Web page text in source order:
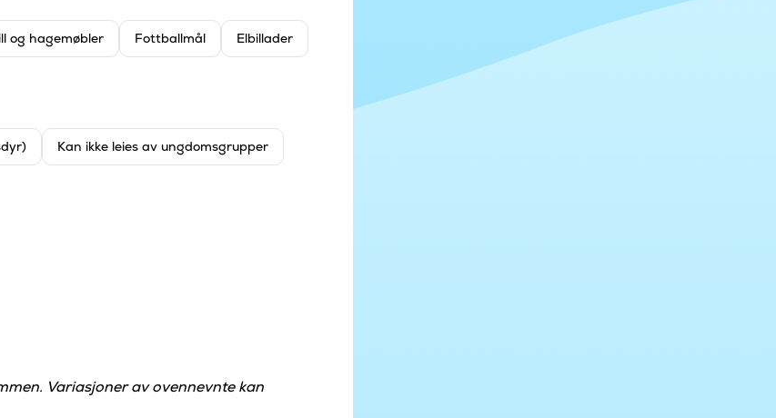
og hagemøbler Fottballmål Elbillader
Kan ikke leies av ungdomsgrupper
Variasjoner av ovennevnte kan